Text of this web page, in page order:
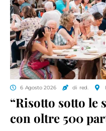
6 Agosto 2026 di red.
“Risotto sotto le
con oltre 500